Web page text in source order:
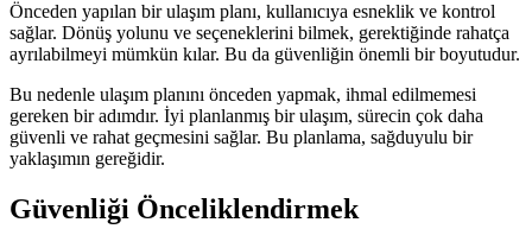
Önceden yapılan bir ulaşım planı, kullanıcıya esneklik ve kontrol
sağlar. Dönüş yolunu ve seçeneklerini bilmek, gerektiğinde rahatça
ayrılabilmeyi mümkün kılar. Bu da güvenliğin önemli bir boyutudur.
Bu nedenle ulaşım planını önceden yapmak, ihmal edilmemesi
gereken bir adımdır. İyi planlanmış bir ulaşım, sürecin çok daha
güvenli ve rahat geçmesini sağlar. Bu planlama, sağduyulu bir
yaklaşımın gereğidir.
Güvenliği Önceliklendirmek